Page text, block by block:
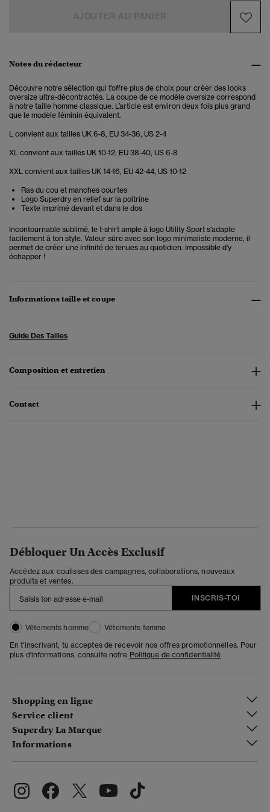
Notes du rédacteur
Découvre notre sélection qui t’offre plus de choix pour créer des looks
oversize ultra-décontractés. La coupe de ce modèle oversize correspond
à notre taille homme classique. L’article est environ deux fois plus grand
que le modèle féminin équivalent.
L convient aux tailles UK 6-8, EU 34-36, US 2-4
XL convient aux tailles UK 10-12, EU 38-40, US 6-8
XXL convient aux tailles UK 14-16, EU 42-44, US 10-12
Ras du cou et manches courtes
Logo Superdry en relief sur la poitrine
Texte imprimé devant et dans le dos
Incontournable sublimé, le t-shirt ample à logo Utility Sport s'adapte
facilement à ton style. Valeur sûre avec son logo minimaliste moderne, il
permet de créer une infinité de tenues au quotidien. Impossible d'y
échapper !
Informations taille et coupe
Guide Des Tailles
Composition et entretien
Contact
Débloquer Un Accès Exclusif
Accédez aux coulisses des campagnes, collaborations, nouveaux
produits et ventes.
INSCRIS-TOI
Vêtements homme
Vêtements femme
En t'inscrivant, tu acceptes de recevoir nos offres promotionnelles. Pour
plus d'informations, consulte notre Politique de confidentialité
Shopping en ligne
Service client
Superdry La Marque
Informations